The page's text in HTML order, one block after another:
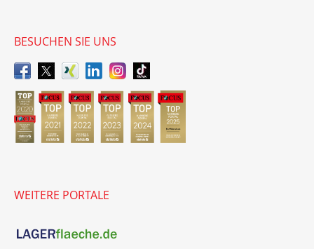
BESUCHEN SIE UNS
WEITERE PORTALE